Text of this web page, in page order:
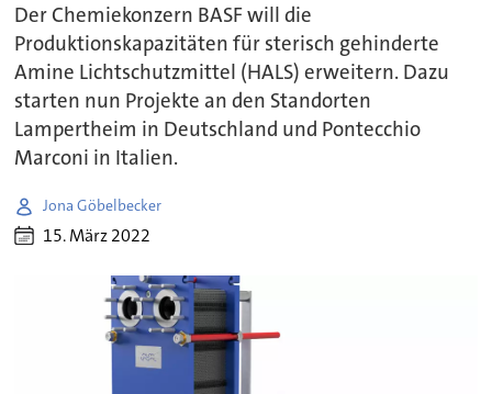
Der Chemiekonzern BASF will die
Produktionskapazitäten für sterisch gehinderte
Amine Lichtschutzmittel (HALS) erweitern. Dazu
starten nun Projekte an den Standorten
Lampertheim in Deutschland und Pontecchio
Marconi in Italien.
Jona Göbelbecker
15. März 2022